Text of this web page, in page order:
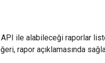
API ile alabileceği raporlar
rapor açıklamasında